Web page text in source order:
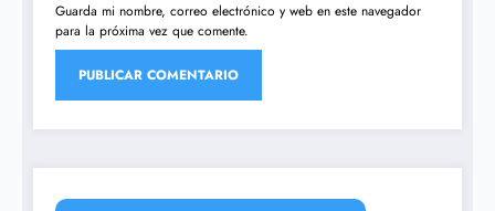
Guarda mi nombre, correo electrónico y web en este navegador
para la próxima vez que comente.